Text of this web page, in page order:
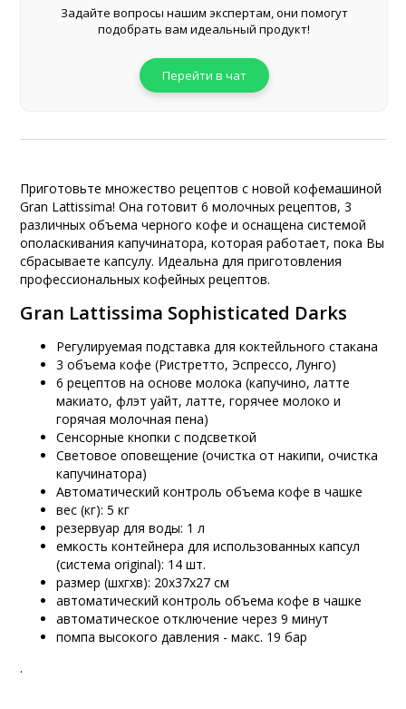
Задайте вопросы нашим экспертам, они помогут
подобрать вам идеальный продукт!
Перейти в чат
Приготовьте множество рецептов с новой кофемашиной
Gran Lattissima! Она готовит 6 молочных рецептов, 3
различных объема черного кофе и оснащена системой
ополаскивания капучинатора, которая работает, пока Вы
сбрасываете капсулу. Идеальна для приготовления
профессиональных кофейных рецептов.
Gran Lattissima Sophisticated Darks
Регулируемая подставка для коктейльного стакана
3 объема кофе (Ристретто, Эспрессо, Лунго)
6 рецептов на основе молока (капучино, латте
макиато, флэт уайт, латте, горячее молоко и
горячая молочная пена)
Сенсорные кнопки с подсветкой
Световое оповещение (очистка от накипи, очистка
капучинатора)
Автоматический контроль объема кофе в чашке
вес (кг): 5 кг
резервуар для воды: 1 л
емкость контейнера для использованных капсул
(системa original): 14 шт.
размер (шхгхв): 20х37х27 см
автоматический контроль объема кофе в чашке
автоматическое отключение через 9 минут
помпа высокого давления - макс. 19 бар
.